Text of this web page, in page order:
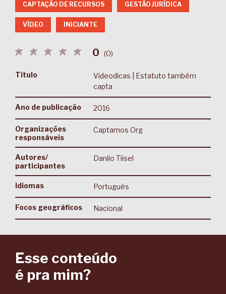
CAPTAÇÃO DE RECURSOS GESTÃO JURÍDICA
VÍDEO INICIANTE
0 (0)
Título
Videodicas | Estatuto também
capta
Ano de publicação 2016
Organizações
responsáveis
Captamos Org
Autores/
participantes
Danilo Tiisel
Idiomas Português
Focos geográficos Nacional
Esse conteúdo
é pra mim?